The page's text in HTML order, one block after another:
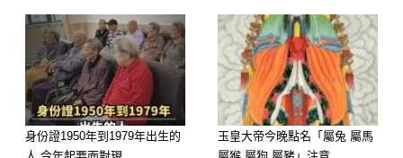
延伸閱讀
苗栗塘主養50隻鵝被吃37隻，一怒之
下抽乾湖水尋找真兇，看清湖底的東西
後傻眼了…
身份證1950年到1979年出生的
玉皇大帝今晚點名「屬兔 屬馬